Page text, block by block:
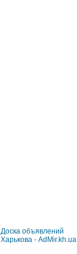
Доска объявлений
Харькова - AdMir.kh.ua